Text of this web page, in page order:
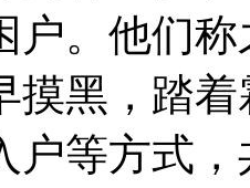
户。他们
摸黑，踏
户等方式